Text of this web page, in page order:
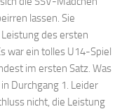
lassen. Sie
des ersten
war ein tolles U14-Spiel
im ersten Satz. Was
Durchgang 1. Leider
nicht, die Leistung